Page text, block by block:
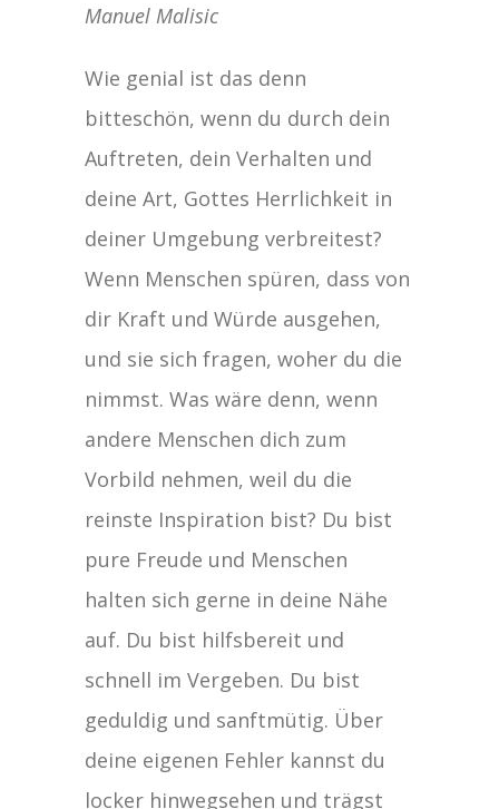
Manuel Malisic
Wie genial ist das denn
bitteschön, wenn du durch dein
Auftreten, dein Verhalten und
deine Art, Gottes Herrlichkeit in
deiner Umgebung verbreitest?
Wenn Menschen spüren, dass von
dir Kraft und Würde ausgehen,
und sie sich fragen, woher du die
nimmst. Was wäre denn, wenn
andere Menschen dich zum
Vorbild nehmen, weil du die
reinste Inspiration bist? Du bist
pure Freude und Menschen
halten sich gerne in deine Nähe
auf. Du bist hilfsbereit und
schnell im Vergeben. Du bist
geduldig und sanftmütig. Über
deine eigenen Fehler kannst du
locker hinwegsehen und trägst